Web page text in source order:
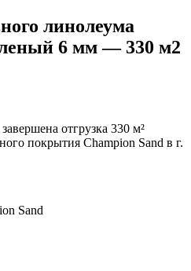
линолеума
6 мм — 330 м2
отгрузка 330 м²
покрытия Champion Sand в г.
Sand